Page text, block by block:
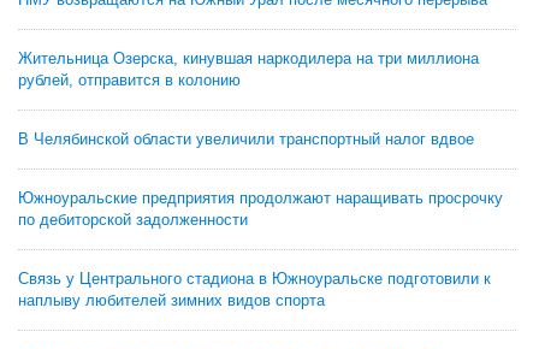
Жительница Озерска, кинувшая наркодилера на три миллиона
рублей, отправится в колонию
В Челябинской области увеличили транспортный налог вдвое
Южноуральские предприятия продолжают наращивать просрочку
по дебиторской задолженности
Связь у Центрального стадиона в Южноуральске подготовили к
наплыву любителей зимних видов спорта